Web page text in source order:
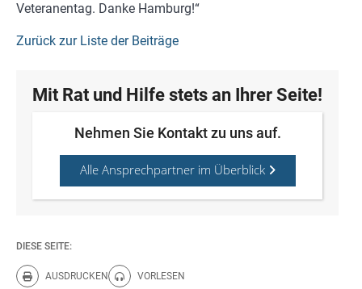
Veteranentag. Danke Hamburg!“
Zurück zur Liste der Beiträge
Mit Rat und Hilfe stets an Ihrer Seite!
Nehmen Sie Kontakt zu uns auf.
Alle Ansprechpartner im Überblick
DIESE SEITE:
AUSDRUCKEN
Diese Seite drucken.
VORLESEN
Diese Seite vorlesen.